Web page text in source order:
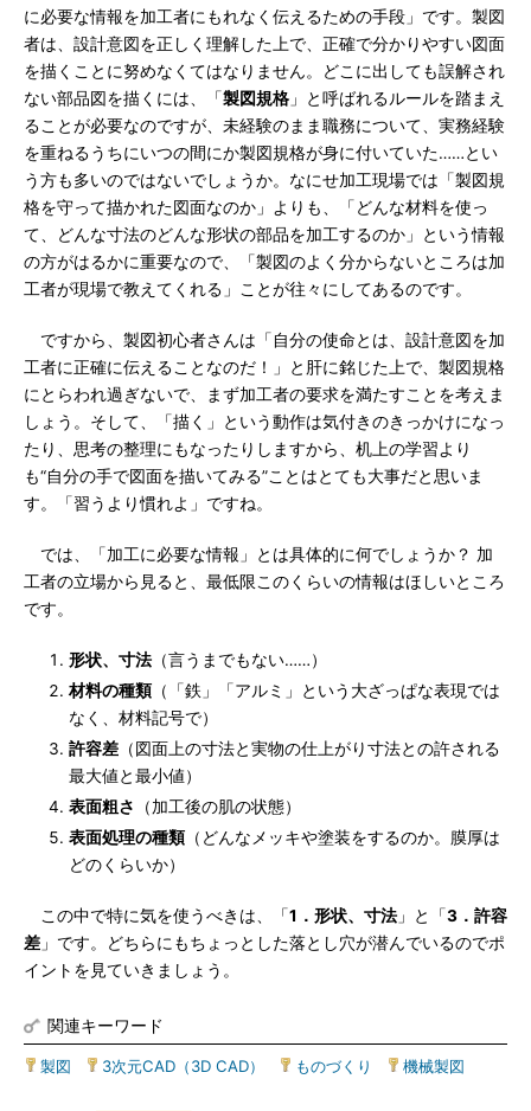
に必要な情報を加工者にもれなく伝えるための手段」です。製図
者は、設計意図を正しく理解した上で、正確で分かりやすい図面
を描くことに努めなくてはなりません。どこに出しても誤解され
ない部品図を描くには、「製図規格 」と呼ばれるルールを踏まえ
ることが必要なのですが、未経験のまま職務について、実務経験
を重ねるうちにいつの間にか製図規格が身に付いていた……とい
う方も多いのではないでしょうか。なにせ加工現場では「製図規
格を守って描かれた図面なのか」よりも、「どんな材料を使っ
て、どんな寸法のどんな形状の部品を加工するのか」という情報
の方がはるかに重要なので、「製図のよく分からないところは加
工者が現場で教えてくれる」ことが往々にしてあるのです。
ですから、製図初心者さんは「自分の使命とは、設計意図を加
工者に正確に伝えることなのだ！」と肝に銘じた上で、製図規格
にとらわれ過ぎないで、まず加工者の要求を満たすことを考えま
しょう。そして、「描く」という動作は気付きのきっかけになっ
たり、思考の整理にもなったりしますから、机上の学習より
も“自分の手で図面を描いてみる”ことはとても大事だと思いま
す。「習うより慣れよ」ですね。
では、「加工に必要な情報」とは具体的に何でしょうか？ 加
工者の立場から見ると、最低限このくらいの情報はほしいところ
です。
形状、寸法 （言うまでもない……）
材料の種類 （「鉄」「アルミ」という大ざっぱな表現では
なく、材料記号で）
許容差 （図面上の寸法と実物の仕上がり寸法との許される
最大値と最小値）
表面粗さ
（加工後の肌の状態）
表面処理の種類 （どんなメッキや塗装をするのか。膜厚は
どのくらいか）
この中で特に気を使うべきは、「1．形状、寸法 」と「3．許容
差 」です。どちらにもちょっとした落とし穴が潜んでいるのでポ
イントを見ていきましょう。
関連キーワード
製図 3次元CAD（3D CAD） ものづくり 機械製図